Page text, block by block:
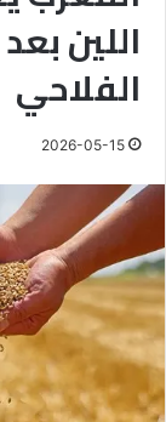
اللين
الفلاحي
2026-05-15